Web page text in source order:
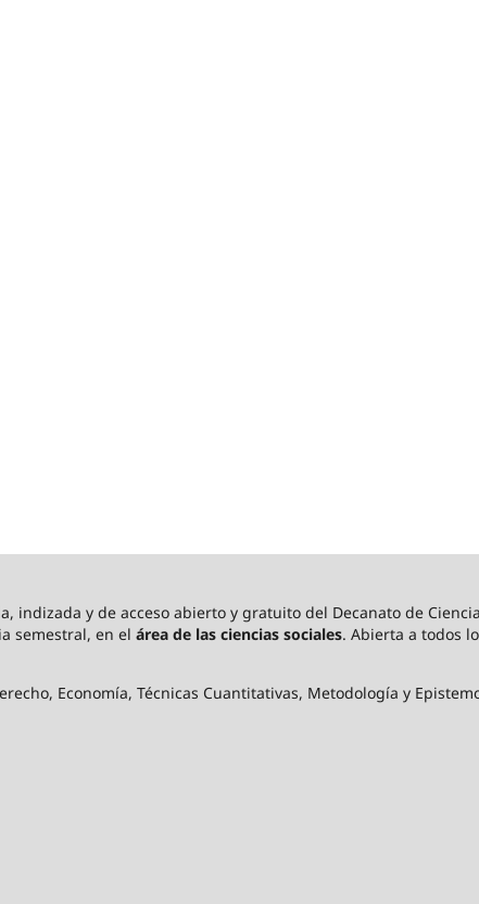
indizada y de acceso abierto y gratuito del Decanato de
semestral, en el área de las ciencias sociales. Abierta a todos
Economía, Técnicas Cuantitativas, Metodología y